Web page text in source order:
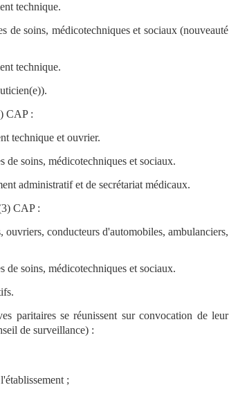
technique.
de soins, médicotechniques et sociaux (nouveauté
technique.
CAP :
et ouvrier.
de soins, médicotechniques et sociaux.
administratif et de secrétariat médicaux.
CAP :
conducteurs d'automobiles, ambulanciers,
soins, médicotechniques et sociaux.
se réunissent sur convocation de leur
de surveillance) :
;